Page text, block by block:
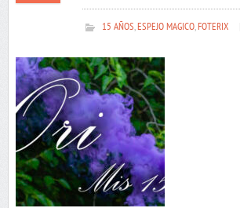
15 AÑOS,ESPEJO MAGICO,FOTERIX